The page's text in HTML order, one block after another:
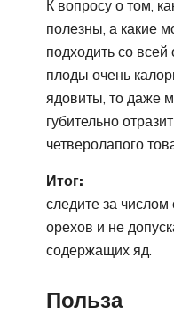
К вопросу о том,
полезны, а какие
подходить со всей
плоды очень
ядовиты, то даже
губительно
четверолапого
Итог:
следите за
орехов и не
содержащих яд.
Польза